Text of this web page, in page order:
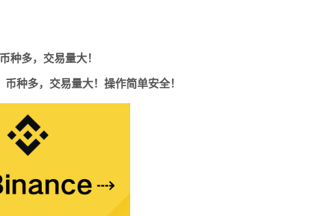
币种多，交易量大！
币种多，交易量大！操作简单安全！